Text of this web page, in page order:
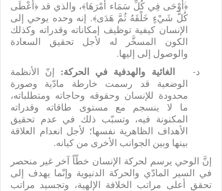
﴿َأَوْحَى فِي كُلِّ سَمَاء أَمْرَهَا﴾، والذي قد ﴿أَعْطَى
كُلَّ شَيْءٍ خَلْقَهُ ثُمَّ هَدَى﴾. إنه وحده يوحي إلى
الإنسان كيفية توظيف إمكاناته وقدراته وكذلك
الكون المسخَّر له لأجل تحقيق السعادة
والوصول إلى إليها.
‌د- الغائية والهدفية في الحركة: إنّ الأنظمة
الوضعية قد رسمت خارطة مادّية وصورة
محدودة للإنسان وحقوقه وحاجاته ومتطلباته،
ما لا ينسجم مع مستوى طاقاته وقدراته
المكنونة فيه، وتسبّب ذلك في عدم تحقيق
الأهداف الظاهرية نفسها؛ لأجل انعدام العلاقة
بينها وبين الجوانب الأخرى من كيانه.
إنَّ الوحي يرسم لحركة الإنسان خطّاً آخر غير منحصر
في السير المادّي والحركة الدنيوية وإنّما يهدف إلى
تحقق أعلى مراتب الخلافة الإلهية، وتجسيد مراتب